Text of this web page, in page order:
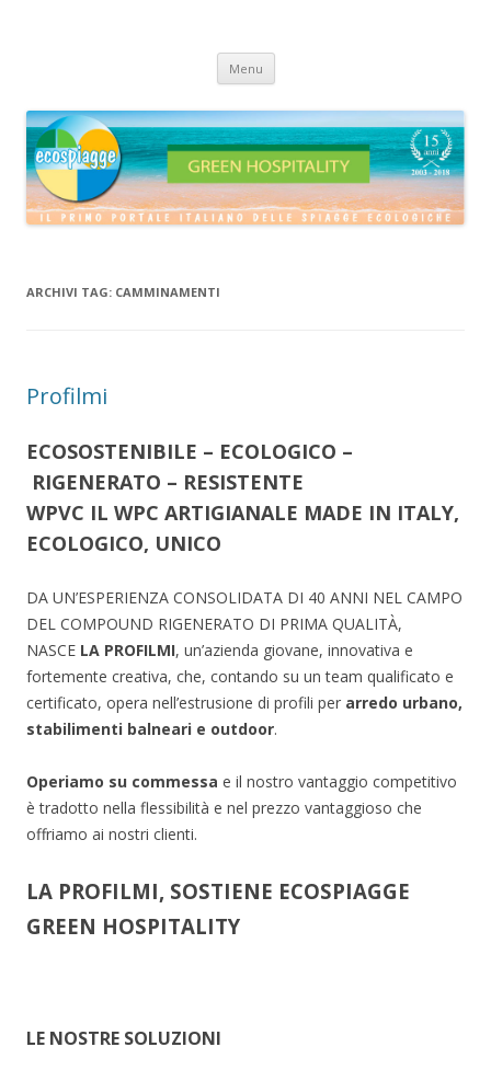
Menu Vai
contenuto
ARCHIVI TAG: CAMMINAMENTI
Profilmi
ECOSOSTENIBILE – ECOLOGICO –
RIGENERATO – RESISTENTE
WPVC IL WPC ARTIGIANALE MADE IN ITALY,
ECOLOGICO, UNICO
DA UN’ESPERIENZA CONSOLIDATA DI 40 ANNI NEL CAMPO
DEL COMPOUND RIGENERATO DI PRIMA QUALITÀ,
NASCE LA PROFILMI, un’azienda giovane, innovativa e
fortemente creativa, che, contando su un team qualificato e
certificato, opera nell’estrusione di profili per arredo urbano,
stabilimenti balneari e outdoor.
Operiamo su commessa e il nostro vantaggio competitivo
è tradotto nella flessibilità e nel prezzo vantaggioso che
offriamo ai nostri clienti.
LA PROFILMI, SOSTIENE ECOSPIAGGE
GREEN HOSPITALITY
LE NOSTRE SOLUZIONI